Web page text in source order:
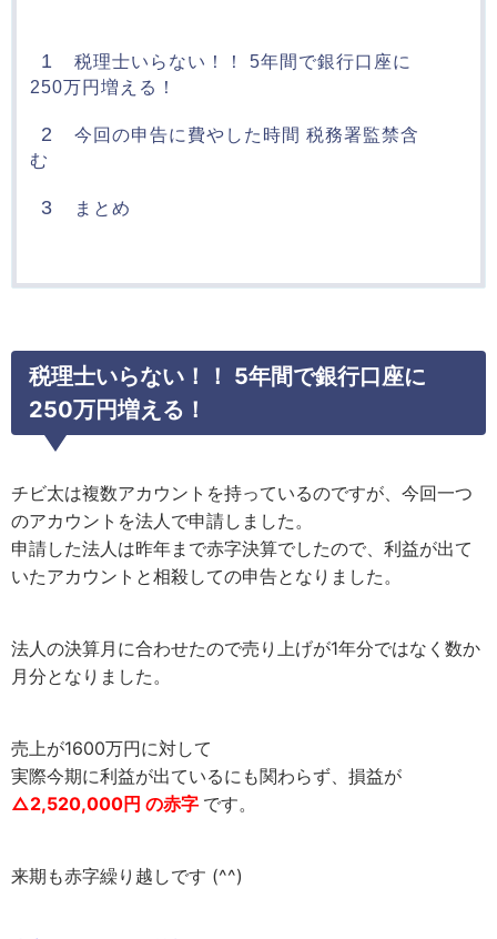
1
税理士いらない！！ 5年間で銀行口座に
250万円増える！
2
今回の申告に費やした時間 税務署監禁含
む
3 まとめ
税理士いらない！！ 5年間で銀行口座に
250万円増える！
チビ太は複数アカウントを持っているのですが、今回一つ
のアカウントを法人で申請しました。
申請した法人は昨年まで赤字決算でしたので、利益が出て
いたアカウントと相殺しての申告となりました。
法人の決算月に合わせたので売り上げが1年分ではなく数か
月分となりました。
売上が1600万円に対して
実際今期に利益が出ているにも関わらず、損益が
△2,520,000円 の赤字 です。
来期も赤字繰り越しです (^^)